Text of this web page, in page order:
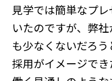
見学では簡単なプ
いたのですが、弊
も少なくないだろ
採用がイメージで